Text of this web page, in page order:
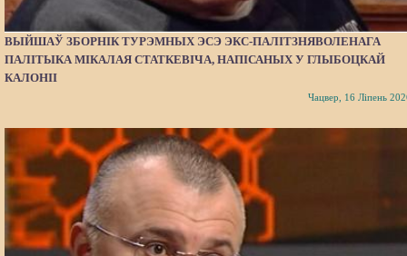
ВЫЙШАЎ ЗБОРНІК ТУРЭМНЫХ ЭСЭ ЭКС-ПАЛІТЗНЯВОЛЕНАГА
ПАЛІТЫКА МІКАЛАЯ СТАТКЕВІЧА, НАПІСАНЫХ У ГЛЫБОЦКАЙ
КАЛОНІІ
Чацвер, 16 Ліпень